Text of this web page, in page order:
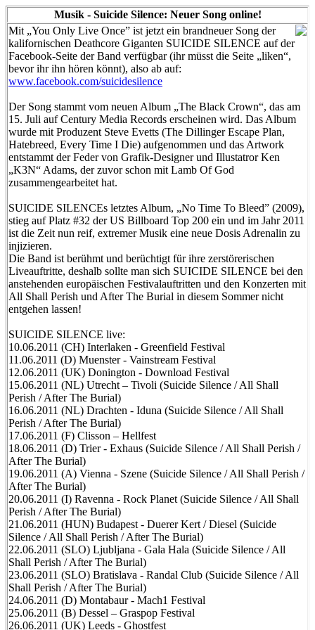
Musik - Suicide Silence: Neuer Song online!
Mit „You Only Live Once” ist jetzt ein brandneuer Song der
kalifornischen Deathcore Giganten SUICIDE SILENCE auf der
Facebook-Seite der Band verfügbar (ihr müsst die Seite „liken“,
bevor ihr ihn hören könnt), also ab auf:
www.facebook.com/suicidesilence
Der Song stammt vom neuen Album „The Black Crown“, das am
15. Juli auf Century Media Records erscheinen wird. Das Album
wurde mit Produzent Steve Evetts (The Dillinger Escape Plan,
Hatebreed, Every Time I Die) aufgenommen und das Artwork
entstammt der Feder von Grafik-Designer und Illustatror Ken
„K3N“ Adams, der zuvor schon mit Lamb Of God
zusammengearbeitet hat.
SUICIDE SILENCEs letztes Album, „No Time To Bleed” (2009),
stieg auf Platz #32 der US Billboard Top 200 ein und im Jahr 2011
ist die Zeit nun reif, extremer Musik eine neue Dosis Adrenalin zu
injizieren.
Die Band ist berühmt und berüchtigt für ihre zerstörerischen
Liveauftritte, deshalb sollte man sich SUICIDE SILENCE bei den
anstehenden europäischen Festivalauftritten und den Konzerten mit
All Shall Perish und After The Burial in diesem Sommer nicht
entgehen lassen!
SUICIDE SILENCE live:
10.06.2011 (CH) Interlaken - Greenfield Festival
11.06.2011 (D) Muenster - Vainstream Festival
12.06.2011 (UK) Donington - Download Festival
15.06.2011 (NL) Utrecht – Tivoli (Suicide Silence / All Shall
Perish / After The Burial)
16.06.2011 (NL) Drachten - Iduna (Suicide Silence / All Shall
Perish / After The Burial)
17.06.2011 (F) Clisson – Hellfest
18.06.2011 (D) Trier - Exhaus (Suicide Silence / All Shall Perish /
After The Burial)
19.06.2011 (A) Vienna - Szene (Suicide Silence / All Shall Perish /
After The Burial)
20.06.2011 (I) Ravenna - Rock Planet (Suicide Silence / All Shall
Perish / After The Burial)
21.06.2011 (HUN) Budapest - Duerer Kert / Diesel (Suicide
Silence / All Shall Perish / After The Burial)
22.06.2011 (SLO) Ljubljana - Gala Hala (Suicide Silence / All
Shall Perish / After The Burial)
23.06.2011 (SLO) Bratislava - Randal Club (Suicide Silence / All
Shall Perish / After The Burial)
24.06.2011 (D) Montabaur - Mach1 Festival
25.06.2011 (B) Dessel – Graspop Festival
26.06.2011 (UK) Leeds - Ghostfest